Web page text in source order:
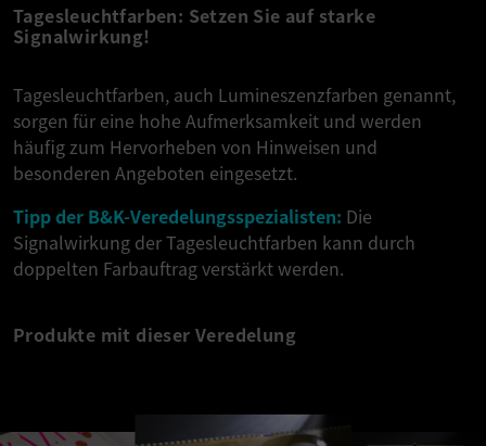
Tagesleuchtfarben: Setzen Sie auf starke
Signalwirkung!
Tagesleuchtfarben, auch Lumineszenzfarben genannt,
sorgen für eine hohe Aufmerksamkeit und werden
häufig zum Hervorheben von Hinweisen und
besonderen Angeboten eingesetzt.
Tipp der B&K-Veredelungsspezialisten: Die
Signalwirkung der Tagesleuchtfarben kann durch
doppelten Farbauftrag verstärkt werden.
Produkte mit dieser Veredelung